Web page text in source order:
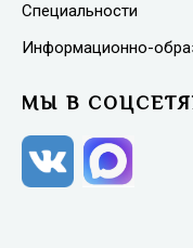
Специальности
Информационно-
МЫ В